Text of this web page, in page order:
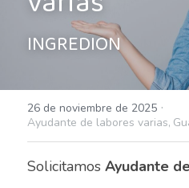
Administrativo
Agente Bilingüe
Agente de seguros
Agente de ventas
Agentes Bilingües
Servicios
Quiénes somos
Historia
Contacto
Anuncios
INGREDION
26 de noviembre de 2025 ·
Ayudante de labores varias,
Solicitamos Ayudante